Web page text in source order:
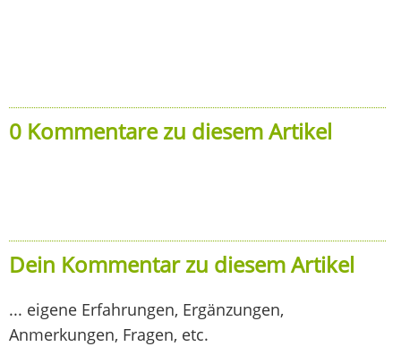
0 Kommentare zu diesem Artikel
Dein Kommentar zu diesem Artikel
... eigene Erfahrungen, Ergänzungen,
Anmerkungen, Fragen, etc.